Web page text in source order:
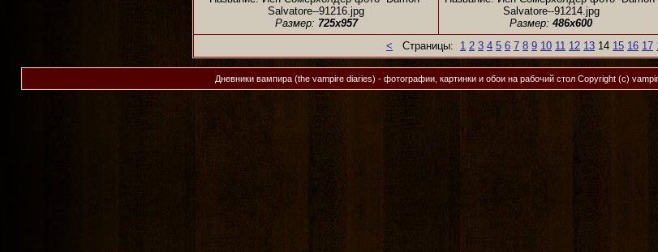
Salvatore--91216.jpg
Размер: 725x957
Salvatore--91214.jpg
Размер: 486x600
< Страницы: 1 2 3 4 5 6 7 8 9 10 11 12 13 14 15 16 17
Дневники вампира (the vampire diaries) - фотографии, картинки и обои на рабочий столCopyright (c)